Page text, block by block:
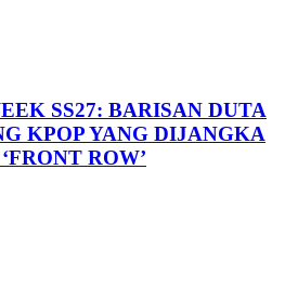
SS27: BARISAN DUTA
KPOP YANG DIJANGKA
ROW’